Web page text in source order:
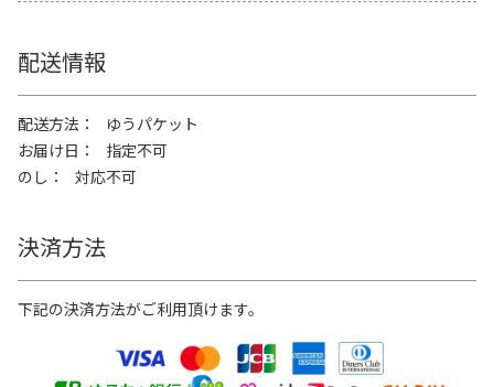
配送情報
配送方法
ゆうパケット
お届け日
指定不可
のし
対応不可
決済方法
下記の決済方法がご利用頂けます。